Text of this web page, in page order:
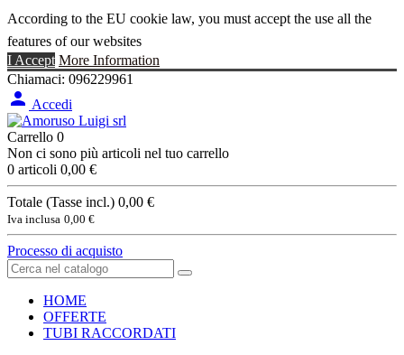
According to the EU cookie law, you must accept the use all the
features of our websites
I Accept More Information
Chiamaci: 096229961
 Accedi
Carrello 0
Non ci sono più articoli nel tuo carrello
0 articoli 0,00 €
Totale (Tasse incl.) 0,00 €
Iva inclusa 0,00 €
Processo di acquisto
HOME
OFFERTE
TUBI RACCORDATI